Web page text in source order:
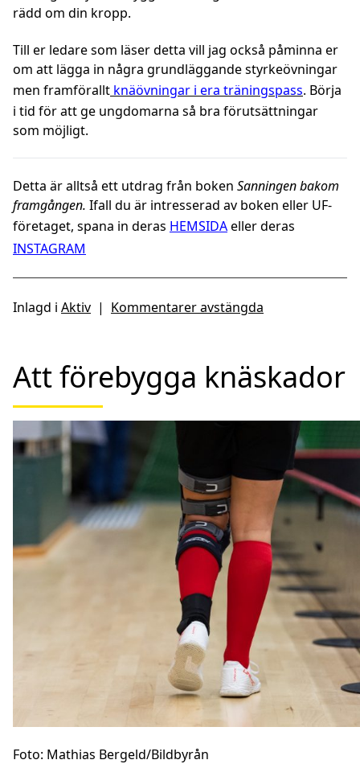
rädd om din kropp.
Till er ledare som läser detta vill jag också påminna er
om att lägga in några grundläggande styrkeövningar
men framförallt knäövningar i era träningspass. Börja
i tid för att ge ungdomarna så bra förutsättningar
som möjligt.
Detta är alltså ett utdrag från boken Sanningen bakom
framgången. Ifall du är intresserad av boken eller UF-
företaget, spana in deras HEMSIDAeller deras
INSTAGRAM
Inlagd i Aktiv | Kommentarer avstängda
Att förebygga knäskador
Foto: Mathias Bergeld/Bildbyrån